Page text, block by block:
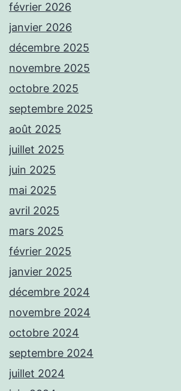
février 2026
janvier 2026
décembre 2025
novembre 2025
octobre 2025
septembre 2025
août 2025
juillet 2025
juin 2025
mai 2025
avril 2025
mars 2025
février 2025
janvier 2025
décembre 2024
novembre 2024
octobre 2024
septembre 2024
juillet 2024